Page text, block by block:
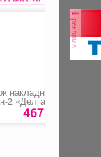
накладной
2 «Делга»
4673 руб.
реклама